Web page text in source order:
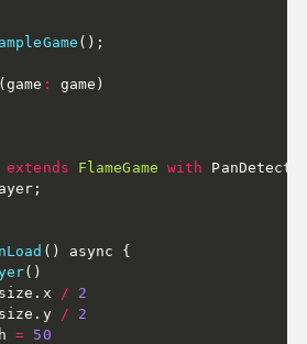
( ) ;
(game : game )
extends FlameGame with
;
( ) async {
( )
. x /
2
. y /
2
= 50